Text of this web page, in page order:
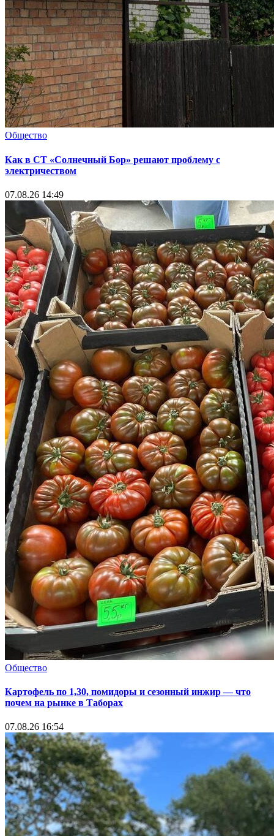
Общество
Как в СТ «Солнечный Бор» решают проблему с
электричеством
07.08.26 14:49
Общество
Картофель по 1,30, помидоры и сезонный инжир — что
почем на рынке в Таборах
07.08.26 16:54